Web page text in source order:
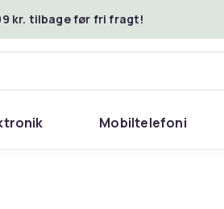
kr. tilbage før fri fragt!
Mobiltelefoni